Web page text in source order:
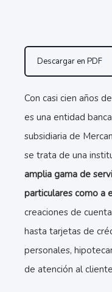
Descargar en PDF
Con casi cien años
es una entidad
subsidiaria de
se trata de una
amplia gama de
particulares como a
creaciones de
hasta tarjetas de
personales,
de atención al